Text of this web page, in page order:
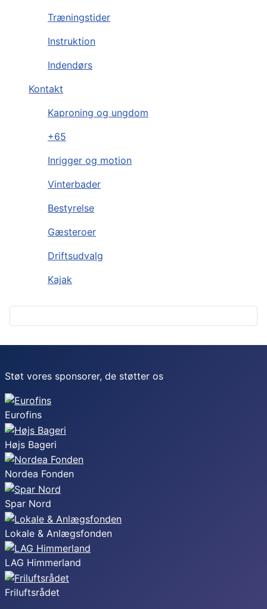
Træningstider
Instruktion
Indendørs
Kontakt
Kaproning og ungdom
+65
Inrigger og motion
Vinterbader
Bestyrelse
Gæsteroer
Driftsudvalg
Kajak
Støt vores sponsorer, de støtter os
Eurofins
Højs Bageri
Nordea Fonden
Spar Nord
Lokale & Anlægsfonden
LAG Himmerland
Friluftsrådet